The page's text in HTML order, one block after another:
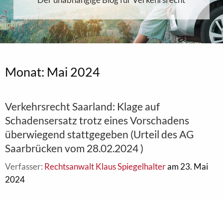
Monat: Mai 2024
Verkehrsrecht Saarland: Klage auf
Schadensersatz trotz eines Vorschadens
überwiegend stattgegeben (Urteil des AG
Saarbrücken vom 28.02.2024 )
Verfasser: Rechtsanwalt Klaus Spiegelhalteram 23. Mai
2024